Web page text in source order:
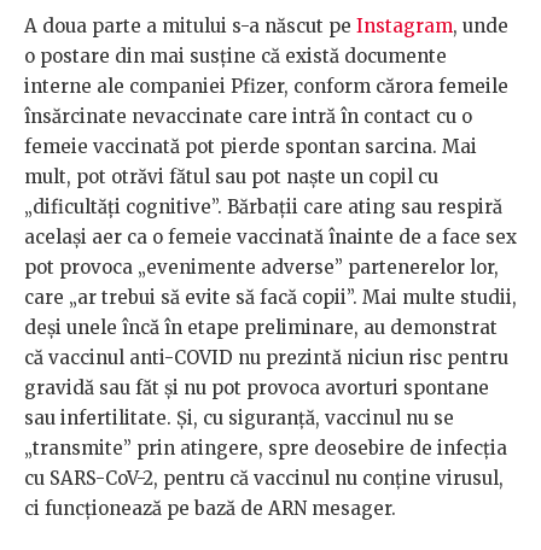
A doua parte a mitului s-a născut pe Instagram, unde
o postare din mai susține că există documente
interne ale companiei Pfizer, conform cărora femeile
însărcinate nevaccinate care intră în contact cu o
femeie vaccinată pot pierde spontan sarcina. Mai
mult, pot otrăvi fătul sau pot naște un copil cu
„dificultăți cognitive”. Bărbații care ating sau respiră
același aer ca o femeie vaccinată înainte de a face sex
pot provoca „evenimente adverse” partenerelor lor,
care „ar trebui să evite să facă copii”. Mai multe studii,
deși unele încă în etape preliminare, au demonstrat
că vaccinul anti-COVID nu prezintă niciun risc pentru
gravidă sau făt și nu pot provoca avorturi spontane
sau infertilitate. Și, cu siguranță, vaccinul nu se
„transmite” prin atingere, spre deosebire de infecția
cu SARS-CoV-2, pentru că vaccinul nu conține virusul,
ci funcționează pe bază de ARN mesager.